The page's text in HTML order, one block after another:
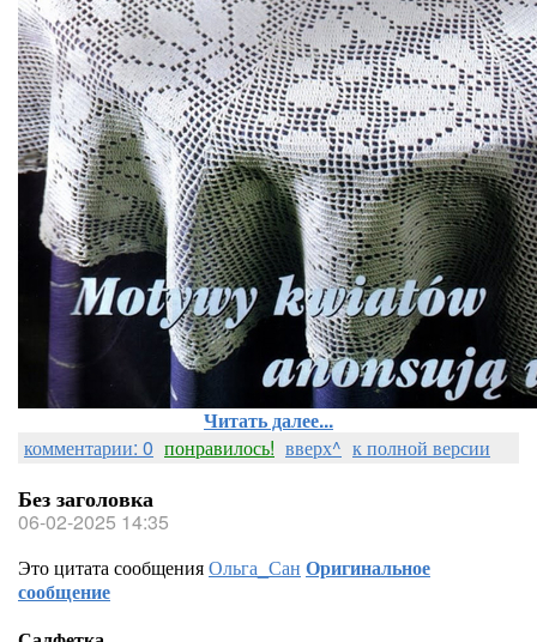
Читать далее...
комментарии: 0 понравилось! вверх^ к полной версии
Без заголовка
06-02-2025 14:35
Это цитата сообщенияОльга_Сан Оригинальное
сообщение